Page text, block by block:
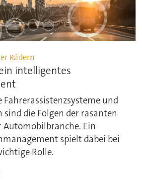
Rädern
intelligentes
und
die Folgen der rasanten
Ein
spielt dabei bei
Rolle.